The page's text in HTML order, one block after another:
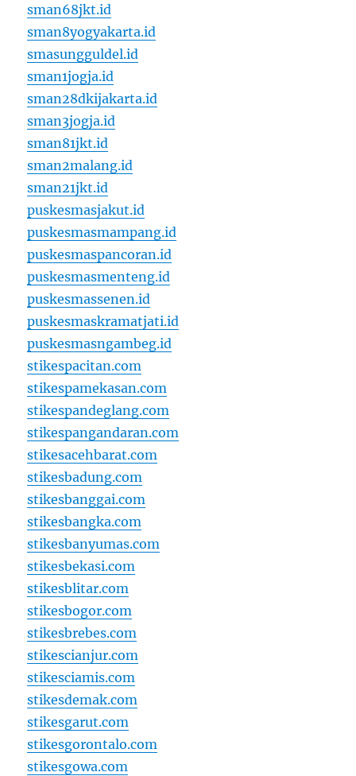
sman68jkt.id
sman8yogyakarta.id
smasungguldel.id
sman1jogja.id
sman28dkijakarta.id
sman3jogja.id
sman81jkt.id
sman2malang.id
sman21jkt.id
puskesmasjakut.id
puskesmasmampang.id
puskesmaspancoran.id
puskesmasmenteng.id
puskesmassenen.id
puskesmaskramatjati.id
puskesmasngambeg.id
stikespacitan.com
stikespamekasan.com
stikespandeglang.com
stikespangandaran.com
stikesacehbarat.com
stikesbadung.com
stikesbanggai.com
stikesbangka.com
stikesbanyumas.com
stikesbekasi.com
stikesblitar.com
stikesbogor.com
stikesbrebes.com
stikescianjur.com
stikesciamis.com
stikesdemak.com
stikesgarut.com
stikesgorontalo.com
stikesgowa.com